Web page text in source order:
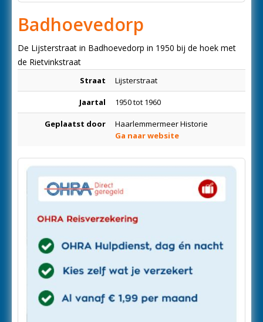
Badhoevedorp
De Lijsterstraat in Badhoevedorp in 1950 bij de hoek met
de Rietvinkstraat
Straat Lijsterstraat
Jaartal 1950 tot 1960
Geplaatst door
Haarlemmermeer Historie
Ga naar website